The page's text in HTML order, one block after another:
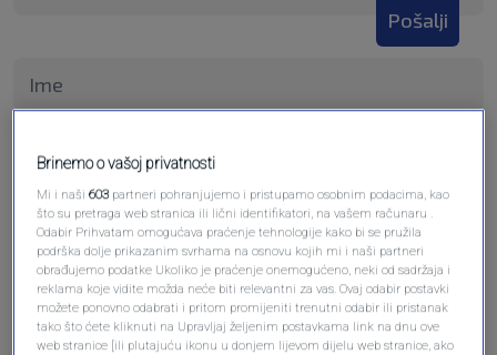
Pošalji
Pošalji komentar
Brinemo o vašoj privatnosti
Mi i naši603 partneri pohranjujemo i pristupamo osobnim podacima, kao
što su pretraga web stranica ili lični identifikatori, na vašem računaru .
Odabir Prihvatam omogućava praćenje tehnologije kako bi se pružila
podrška dolje prikazanim svrhama na osnovu kojih mi i naši partneri
obrađujemo podatke Ukoliko je praćenje onemogućeno, neki od sadržaja i
reklama koje vidite možda neće biti relevantni za vas. Ovaj odabir postavki
možete ponovno odabrati i pritom promijeniti trenutni odabir ili pristanak
tako što ćete kliknuti na Upravljaj željenim postavkama link na dnu ove
web stranice [ili plutajuću ikonu u donjem lijevom dijelu web stranice, ako